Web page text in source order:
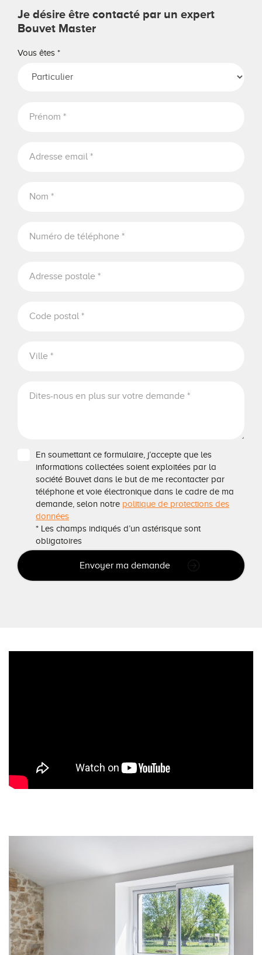
Je désire être contacté par un expert
Bouvet Master
Vous êtes *
En soumettant ce formulaire, j’accepte que les
informations collectées soient exploitées par la
société Bouvet dans le but de me recontacter par
téléphone et voie électronique dans le cadre de ma
demande, selon notre politique de protections des
données
* Les champs indiqués d’un astérisque sont
obligatoires
Envoyer ma demande